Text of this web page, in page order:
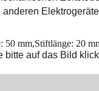
mm,Stiftlänge: 20
bitte auf das Bild